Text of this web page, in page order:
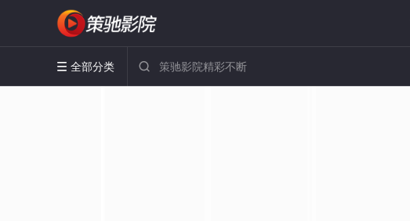
 全部分类 